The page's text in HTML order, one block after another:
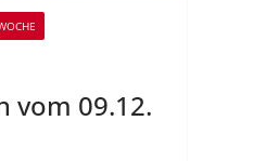
vom 09.12.